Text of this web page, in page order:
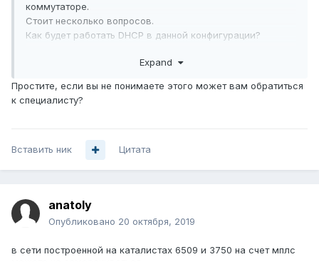
коммутаторе.
Стоит несколько вопросов.
Как будет работать DHCP в данной конфигурации?
Разделение нескольких сел на разные сети, с выходом
На сегодняшний день клиенты используют для выхода в
интернет PPTP протокол, а он подразумевает
Надо не забывать что количество L2 VLAN ограниченно.
Expand
Простите, если вы не понимаете этого может вам обратиться
к специалисту?
Вставить ник Цитата
anatoly
Опубликовано 20 октября, 2019
в сети построенной на каталистах 6509 и 3750 на счет мплс